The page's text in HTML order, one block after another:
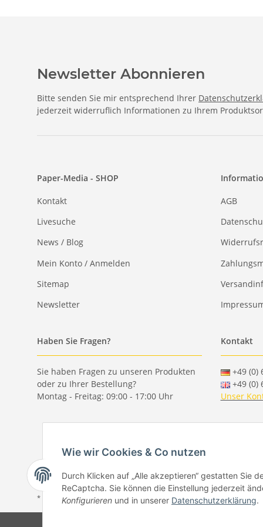
Newsletter Abonnieren
Bitte senden Sie mir entsprechend Ihrer
jederzeit widerruflich Informationen zu Ihrem
Paper-Media - SHOP
Kontakt
Livesuche
News / Blog
Mein Konto / Anmelden
Sitemap
Newsletter
AGB
Haben Sie Fragen?
Sie haben Fragen zu unseren Produkten
oder zu Ihrer Bestellung?
Montag - Freitag: 09:00 - 17:00 Uhr
Kontakt
+49 (0)
+49 (0)
Unser
* Alle Preise inkl. gesetzlicher USt., zzgl.Versand
Wie wir Cookies & Co nutzen
Durch Klicken auf „Alle akzeptieren“ gestatten Sie
ReCaptcha. Sie können die Einstellung jederzeit
Konfigurieren und in unserer Datenschutzerklärung.